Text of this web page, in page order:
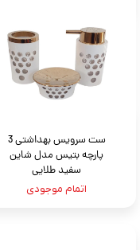
ست سرویس بهداشتی 3
پارچه بتيس مدل شاين
سفید طلايى
اتمام موجودی